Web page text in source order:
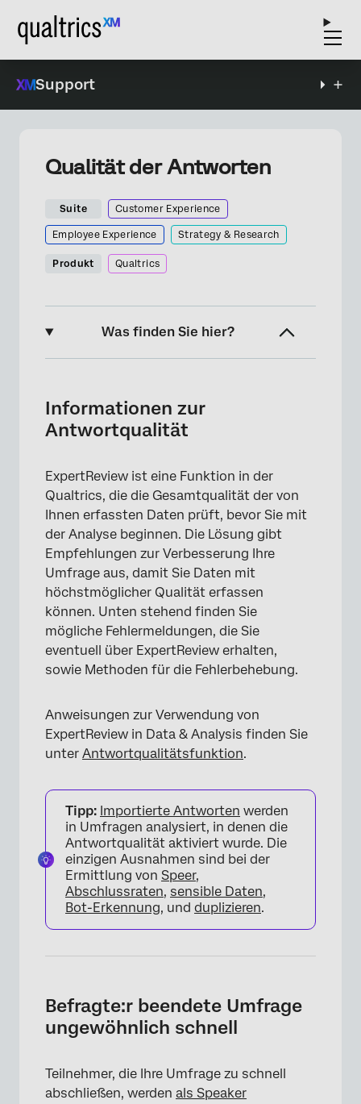
Support
Qualität der Antworten
Suite Customer Experience
Employee Experience Strategy & Research
Produkt Qualtrics
Was finden Sie hier?
Befragte:r beendete Umfrage ungewöhnlich
Umfrage teilgenommen
Niedrige Abschlussquote
Niedrige Abschlussquote
Antworten mit sensiblen Daten
Mehrdeutiger Text
Kein Muster für unbeantwortete Fragen
Durchklicken (immer gleiche Antwort)
Informationen zur
Antwortqualität
ExpertReview ist eine Funktion in der
Qualtrics, die die Gesamtqualität der von
Ihnen erfassten Daten prüft, bevor Sie mit
der Analyse beginnen. Die Lösung gibt
Empfehlungen zur Verbesserung Ihre
Umfrage aus, damit Sie Daten mit
höchstmöglicher Qualität erfassen
können. Unten stehend finden Sie
mögliche Fehlermeldungen, die Sie
eventuell über ExpertReview erhalten,
sowie Methoden für die Fehlerbehebung.
Anweisungen zur Verwendung von
ExpertReview in Data & Analysis finden Sie
unter Antwortqualitätsfunktion.
Tipp: Importierte Antworten werden
in Umfragen analysiert, in denen die
Antwortqualität aktiviert wurde. Die
einzigen Ausnahmen sind bei der
Ermittlung von Speer,
Abschlussraten, sensible Daten,
Bot-Erkennung, und duplizieren.
Befragte:r beendete Umfrage
ungewöhnlich schnell
Teilnehmer, die Ihre Umfrage zu schnell
abschließen, werden als Speaker